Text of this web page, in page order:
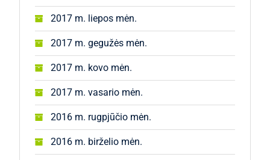
2017 m. liepos mėn.
2017 m. gegužės mėn.
2017 m. kovo mėn.
2017 m. vasario mėn.
2016 m. rugpjūčio mėn.
2016 m. birželio mėn.